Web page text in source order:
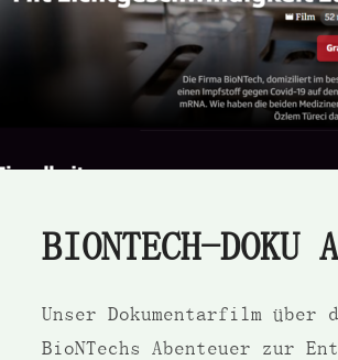
BIONTECH-DOKU
Unser Dokumentarfilm über
BioNTechs Abenteuer zur